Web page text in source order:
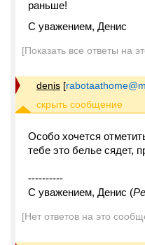
раньше!
С уважением, Денис
[Показать все ответы на
denis [
Особо хочется
тебе это белье сядет,
----------
С уважением, Денис (
[Нет ответов на это